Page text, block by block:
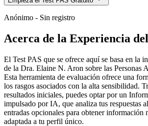
Anónimo - Sin registro
Acerca de la Experiencia
El Test PAS que se ofrece aquí se basa en la
de la Dra. Elaine N. Aron sobre las Personas
Esta herramienta de evaluación ofrece una
los rasgos asociados con la alta sensibilidad.
resultados iniciales, puedes optar por un
impulsado por IA, que analiza tus respuestas
entradas opcionales para obtener información
adaptada a tu perfil único.